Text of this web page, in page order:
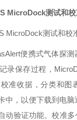
MicroDock测试和
MicroDock测试和校
便携式气体探
录保存过程，
准收据，分类和图
中，以便下载到电
动验证功能。校准